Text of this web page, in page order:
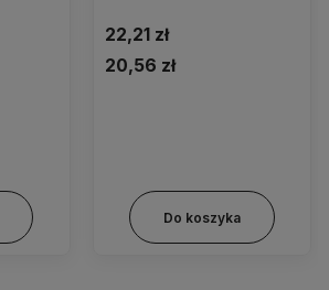
22,21 zł
20,56 zł
Do koszyka